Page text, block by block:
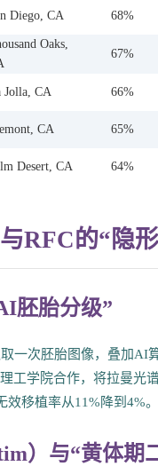
Diego, CA 68%
Oaks,
67%
Jolla, CA 66%
CA 65%
Desert, CA 64%
RFC的“隐
胚胎分级”
一次胚胎图像，叠加
工学院合作，将拉曼
移植率从11%降到4%。
）与“黄体期